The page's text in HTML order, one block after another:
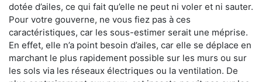
dotée d’ailes, ce qui fait qu’elle ne peut ni voler et ni sauter.
Pour votre gouverne, ne vous fiez pas à ces
caractéristiques, car les sous-estimer serait une méprise.
En effet, elle n’a point besoin d’ailes, car elle se déplace en
marchant le plus rapidement possible sur les murs ou sur
les sols via les réseaux électriques ou la ventilation. De